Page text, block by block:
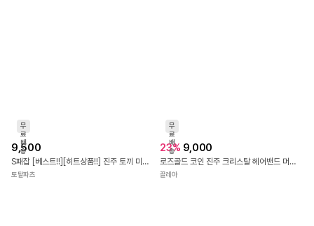
무
료
배
송
9,500
S패잡 [베스트!!][히트상품!!] 진주 토끼 미니 핀
토탈파츠
무
료
배
송
23% 9,000
로즈골드 코인 진주 크리스탈 헤어밴드 머리끈 고무밴드
끌레아